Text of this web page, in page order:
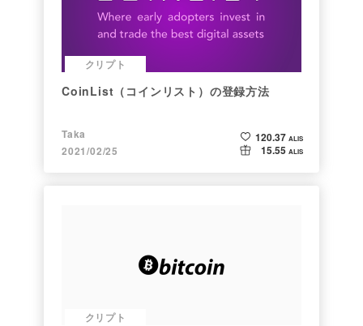
クリプト
CoinList（コインリスト）の登録方法
Taka
2021/02/25
120.37 ALIS
15.55 ALIS
クリプト